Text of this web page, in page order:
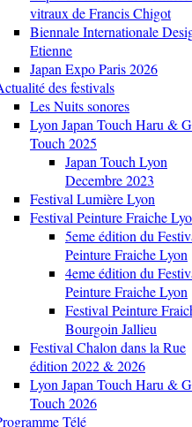
vitraux de Francis Chigot
Biennale Internationale
Etienne
Japan Expo Paris 2026
des festivals
Les Nuits sonores
Lyon Japan Touch Haru &
Touch 2025
Japan Touch Lyon
Decembre 2023
Festival Lumière Lyon
Festival Peinture Fraiche
5eme édition du
Peinture Fraiche Lyon
4eme édition du
Peinture Fraiche Lyon
Festival Peinture
Bourgoin Jallieu
Festival Chalon dans la Rue
édition 2022 & 2026
Lyon Japan Touch Haru &
Touch 2026
Télé